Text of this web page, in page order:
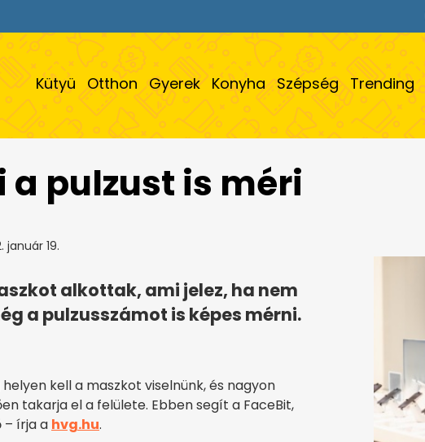
Kütyü Otthon Gyerek Konyha Szépség Trending
a pulzust is méri
január 19.
alkottak, ami jelez, ha nem
a pulzusszámot is képes mérni.
kell a maszkot viselnünk, és nagyon
takarja el a felülete. Ebben segít a FaceBit,
– írja a hvg.hu.